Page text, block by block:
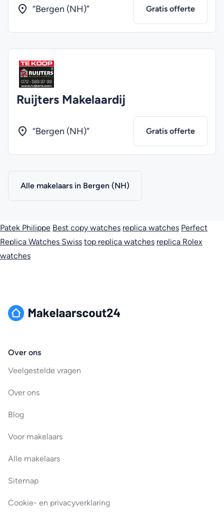
“Bergen (NH)” Gratis offerte
Ruijters Makelaardij
“Bergen (NH)” Gratis offerte
Alle makelaars in Bergen (NH)
Patek Philippe Best copy watches replica watches Perfect
Replica Watches Swiss top replica watches replica Rolex
watches
Over ons
Veelgestelde vragen
Over ons
Blog
Voor makelaars
Alle makelaars
Sitemap
Cookie- en privacyverklaring